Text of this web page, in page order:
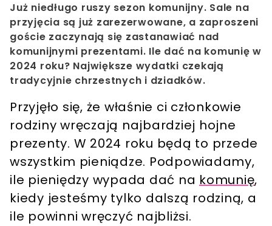
Już niedługo ruszy sezon komunijny. Sale na
przyjęcia są już zarezerwowane, a zaproszeni
goście zaczynają się zastanawiać nad
komunijnymi prezentami. Ile dać na komunię w
2024 roku? Największe wydatki czekają
tradycyjnie chrzestnych i dziadków.
Przyjęło się, że właśnie ci członkowie
rodziny wręczają najbardziej hojne
prezenty. W 2024 roku będą to przede
wszystkim pieniądze. Podpowiadamy,
ile pieniędzy wypada dać na komunię,
kiedy jesteśmy tylko dalszą rodziną, a
ile powinni wręczyć najbliżsi.